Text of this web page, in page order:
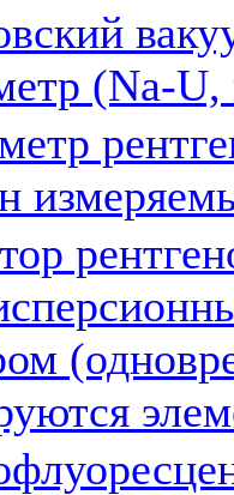
(Na-